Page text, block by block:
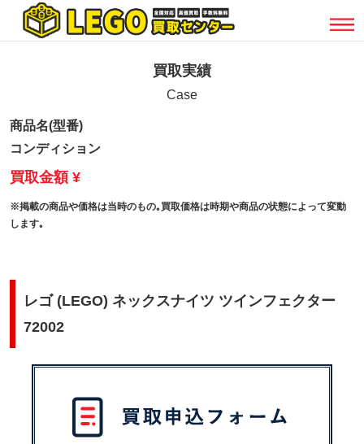
買取実績
Case
商品名(型番)
コンディション
買取金額 ¥
※掲載の商品や価格は当時のもの｡買取価格は時期や商品の状態によって変動
します｡
レゴ (LEGO) ネックスナイツ ツインフェクター
72002